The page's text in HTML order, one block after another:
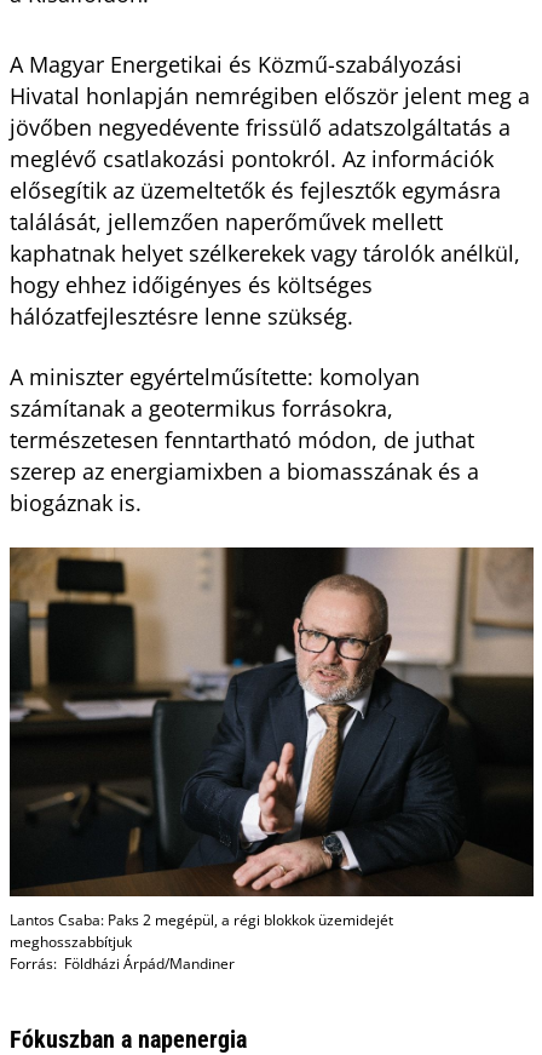
A Magyar Energetikai és Közmű-szabályozási
Hivatal honlapján nemrégiben először jelent meg a
jövőben negyedévente frissülő adatszolgáltatás a
meglévő csatlakozási pontokról. Az információk
elősegítik az üzemeltetők és fejlesztők egymásra
találását, jellemzően naperőművek mellett
kaphatnak helyet szélkerekek vagy tárolók anélkül,
hogy ehhez időigényes és költséges
hálózatfejlesztésre lenne szükség.
A miniszter egyértelműsítette: komolyan
számítanak a geotermikus forrásokra,
természetesen fenntartható módon, de juthat
szerep az energiamixben a biomasszának és a
biogáznak is.
Lantos Csaba: Paks 2 megépül, a régi blokkok üzemidejét
meghosszabbítjuk
Forrás: Földházi Árpád/Mandiner
Fókuszban a napenergia